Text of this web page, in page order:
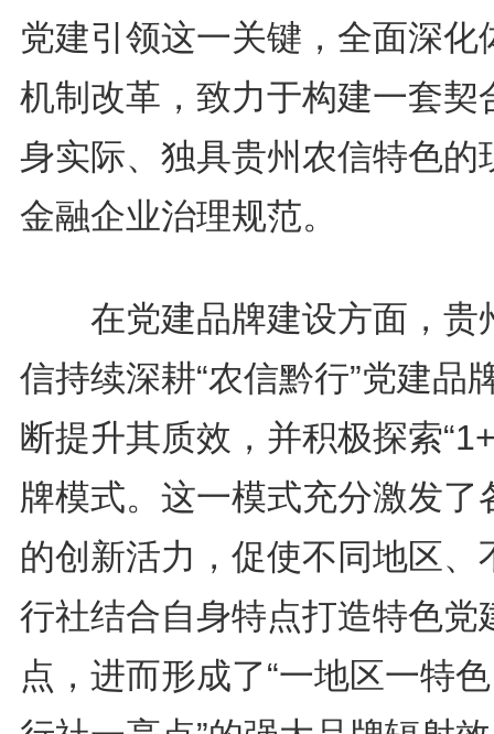
党建引领这一关键，全面深化
机制改革，致力于构建一套契
身实际、独具贵州农信特色的
金融企业治理规范。
在党建品牌建设方面，贵
信持续深耕“农信黔行”党建品
断提升其质效，并积极探索
牌模式。这一模式充分激发了
的创新活力，促使不同地区、
行社结合自身特点打造特色党
点，进而形成了“一地区一特